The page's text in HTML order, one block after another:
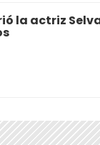
la actriz